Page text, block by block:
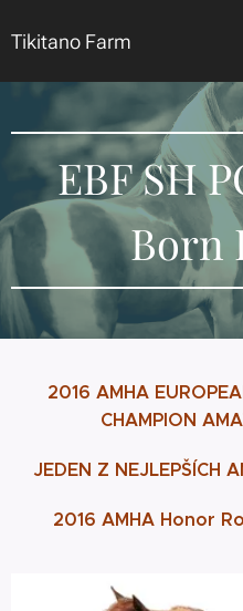
Tikitano Farm
EBF SH
Born
2016 AMHA
CHAMPION
JEDEN Z NEJLEPŠÍCH
2016 AMHA Honor